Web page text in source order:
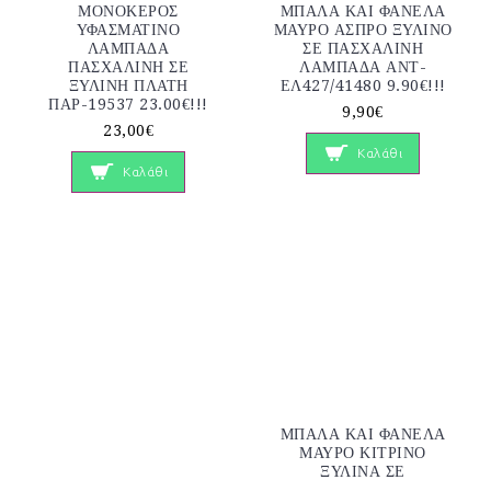
ΜΟΝΟΚΕΡΟΣ
ΥΦΑΣΜΑΤΙΝΟ
ΛΑΜΠΑΔΑ
ΠΑΣΧΑΛΙΝΗ ΣΕ
ΞΥΛΙΝΗ ΠΛΑΤΗ
ΠΑΡ-19537 23.00€!!!
23,00€
Καλάθι
ΜΠΑΛΑ ΚΑΙ ΦΑΝΕΛΑ
ΜΑΥΡΟ ΑΣΠΡΟ ΞΥΛΙΝΟ
ΣΕ ΠΑΣΧΑΛΙΝΗ
ΛΑΜΠΑΔΑ ΑΝΤ-
ΕΛ427/41480 9.90€!!!
9,90€
Καλάθι
ΜΠΑΛΑ ΚΑΙ ΦΑΝΕΛΑ
ΜΑΥΡΟ ΚΙΤΡΙΝΟ
ΞΥΛΙΝΑ ΣΕ